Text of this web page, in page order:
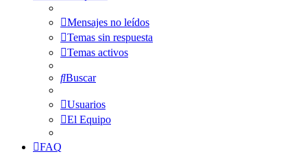
Mensajes no leídos
Temas sin respuesta
Temas activos
Buscar
Usuarios
El Equipo
FAQ